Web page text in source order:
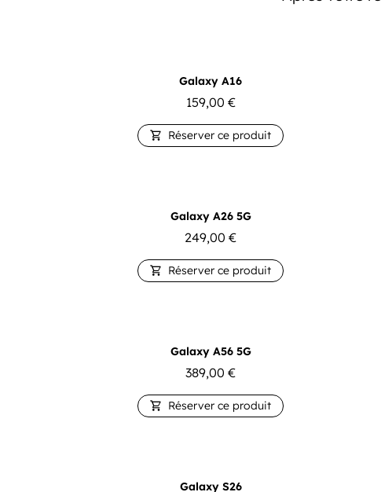
Galaxy A16
159,00 €
 Réserver ce produit
Galaxy A26 5G
249,00 €
 Réserver ce produit
Galaxy A56 5G
389,00 €
 Réserver ce produit
Galaxy S26